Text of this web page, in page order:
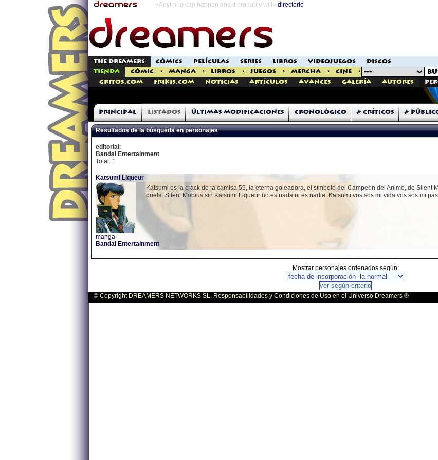
«Anything can happen and it probably will» directorio
THE DREAMERS CÓMICS PELÍCULAS SERIES LIBROS VIDEOJUEGOS
DISCOS
TIENDA
CÓMIC > MANGA > LIBROS > JUEGOS > MERCHA > CINE >
Gritos.com
Frikis.com Noticias Artículos Avances Galería Autores
Principal Listados Últimas modificaciones Cronológico # Críticos #
Resultados de la búsqueda en personajes
editorial :
Bandai Entertainment
Total: 1
Katsumi Liqueur
Katsumi es la crack de la camisa 59, la eterna goleadora, el símbolo del Campeón del Animé, de Silent
duela. Silent Möbius sin Katsumi Liqueur no es nada ni es nadie. Katsumi vos sos mi vida vos sos mi
manga·
Bandai Entertainment:
Mostrar personajes ordenados según:
© Copyright DREAMERS NETWORKS SL. Responsabilidades y Condiciones de Uso en el Universo Dreamers ®